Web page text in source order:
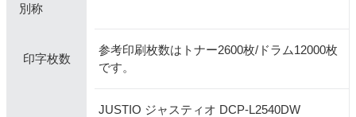
別称
印字枚数
参考印刷枚数はトナー2600枚/ドラム12000枚
です。
JUSTIO ジャスティオ DCP-L2540DW